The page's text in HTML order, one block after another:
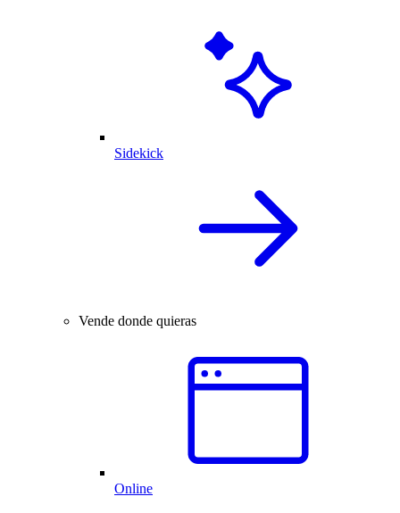
Sidekick
Vende donde quieras
Online